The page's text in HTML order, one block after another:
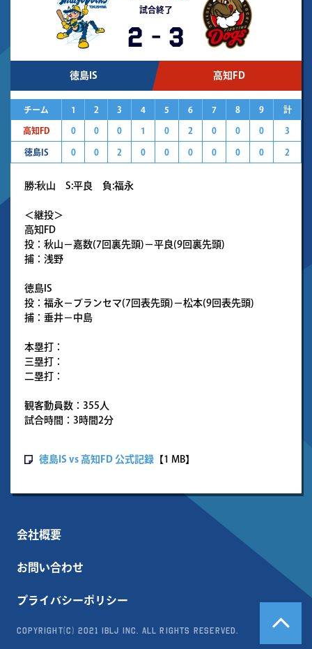
試合終了
2 - 3
徳島IS 高知FD
チーム 1 2 3 4 5 6 7 8 9 計
高知FD 0 0 0 1 0 2 0 0 0 3
徳島IS 0 0 2 0 0 0 0 0 0 2
勝:秋山 S:平良 負:福永
＜継投＞
高知FD
投：秋山－嘉数(7回裏先頭)－平良(9回裏先頭)
捕：浅野
徳島IS
投：福永－ブランセマ(7回表先頭)－松本(9回表先頭)
捕：垂井－中島
本塁打：
三塁打：
二塁打：
観客動員数：355人
試合時間：3時間2分
徳島IS vs 高知FD 公式記録 【1 MB】
会社概要
お問い合わせ
プライバシーポリシー
Copyright(c) 2021 IBLJ Inc. All Rights Reserved.